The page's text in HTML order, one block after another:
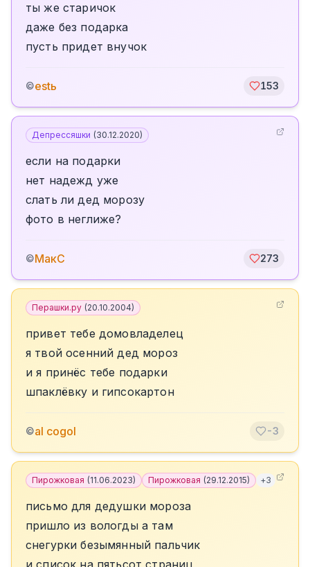
ты же старичок
даже без подарка
пусть придет внучок
©estь 153
Депрессяшки (30.12.2020)
если на подарки
нет надежд уже
слать ли дед морозу
фото в неглиже?
©МакС 273
Перашки.ру (20.10.2004)
привет тебе домовладелец
я твой осенний дед мороз
и я принёс тебе подарки
шпаклёвку и гипсокартон
©al cogol -3
Пирожковая (11.06.2023) Пирожковая (29.12.2015) +3
письмо для дедушки мороза
пришло из вологды а там
снегурки безымянный пальчик
и список на пятьсот страниц